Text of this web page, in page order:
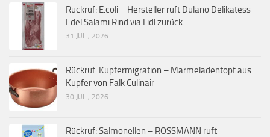
Rückruf: E.coli – Hersteller ruft Dulano Delikatess
Edel Salami Rind via Lidl zurück
31 JULI, 2026
Rückruf: Kupfermigration – Marmeladentopf aus
Kupfer von Falk Culinair
30 JULI, 2026
Rückruf: Salmonellen – ROSSMANN ruft